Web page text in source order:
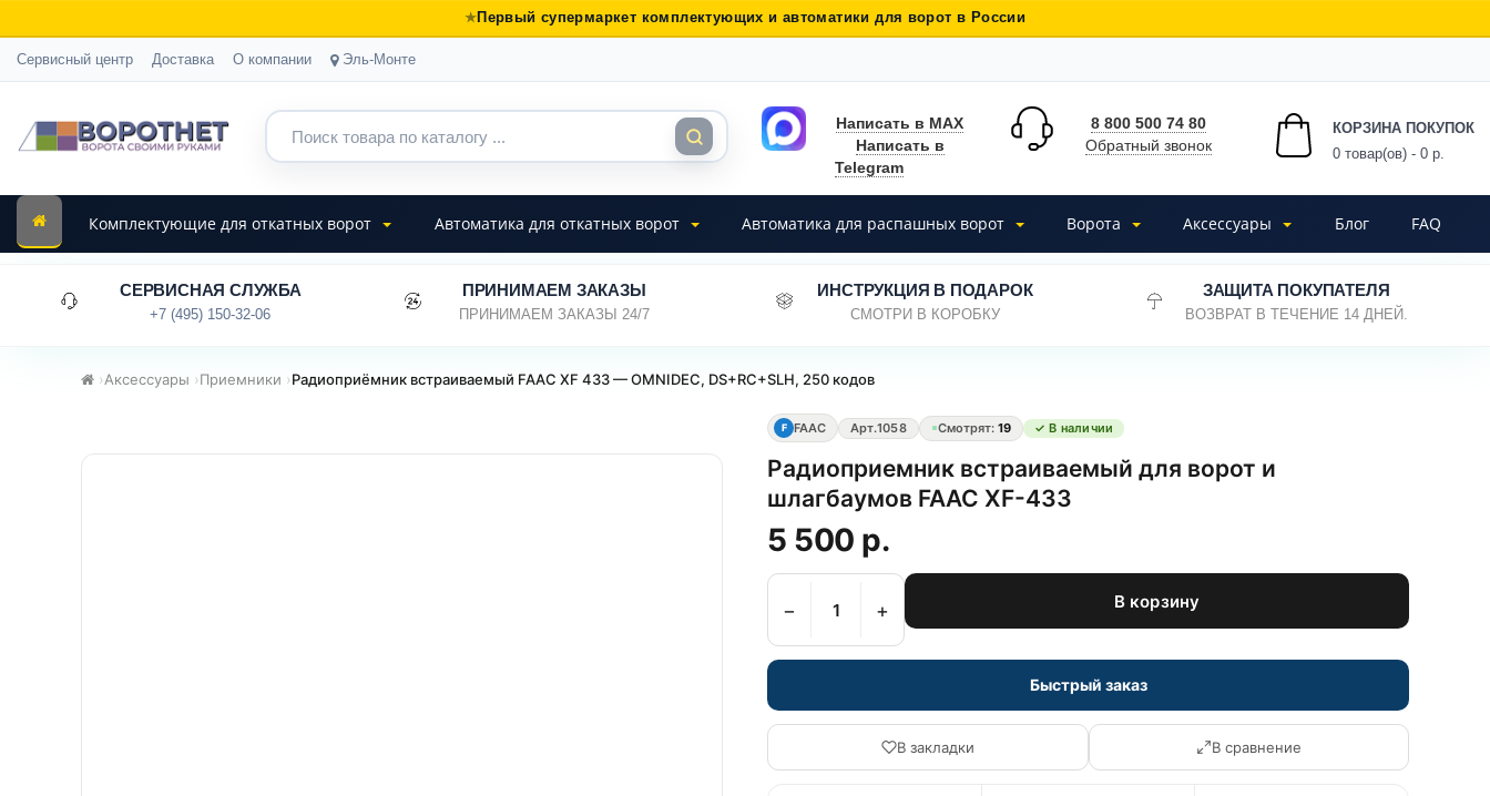
Первый супермаркет комплектующих и автоматики для ворот в России
Сервисный центр Доставка О компании Эль-Монте
Написать в MAX
Написать в
Telegram
8 800 500 74 80
Обратный звонок
КОРЗИНА ПОКУПОК
0 товар(ов) - 0 р.
Комплектующие для откатных ворот Автоматика для откатных ворот Автоматика для распашных ворот Ворота Аксессуары Блог FAQ
СЕРВИСНАЯ СЛУЖБА
+7 (495) 150-32-06
ПРИНИМАЕМ ЗАКАЗЫ
ПРИНИМАЕМ ЗАКАЗЫ 24/7
ИНСТРУКЦИЯ В ПОДАРОК
СМОТРИ В КОРОБКУ
ЗАЩИТА ПОКУПАТЕЛЯ
ВОЗВРАТ В ТЕЧЕНИЕ 14 ДНЕЙ.
›Аксессуары ›Приемники ›Радиоприёмник встраиваемый FAAC XF 433 — OMNIDEC, DS+RC+SLH, 250 кодов
F FAAC Арт.1058 Смотрят: 19 ✓ В наличии
Радиоприемник встраиваемый для ворот и
шлагбаумов FAAC XF-433
5 500 р.
− + В корзину
Быстрый заказ
В закладки В сравнение